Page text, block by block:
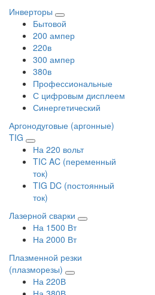
Инверторы
Бытовой
200 ампер
220в
300 ампер
380в
Профессиональные
С цифровым дисплеем
Синергетический
Аргонодуговые (аргонные)
TIG
На 220 вольт
TIC AC (переменный
ток)
TIG DC (постоянный
ток)
Лазерной сварки
На 1500 Вт
На 2000 Вт
Плазменной резки
(плазморезы)
На 220В